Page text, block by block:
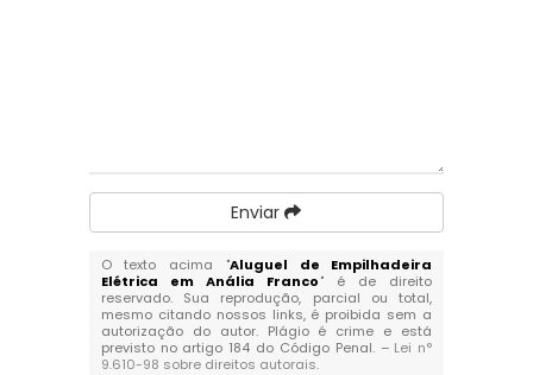
Enviar
O texto acima "Aluguel de Empilhadeira
Elétrica em Anália Franco" é de direito
reservado. Sua reprodução, parcial ou total,
mesmo citando nossos links, é proibida sem a
autorização do autor. Plágio é crime e está
previsto no artigo 184 do Código Penal. – Lei n°
9.610-98 sobre direitos autorais.